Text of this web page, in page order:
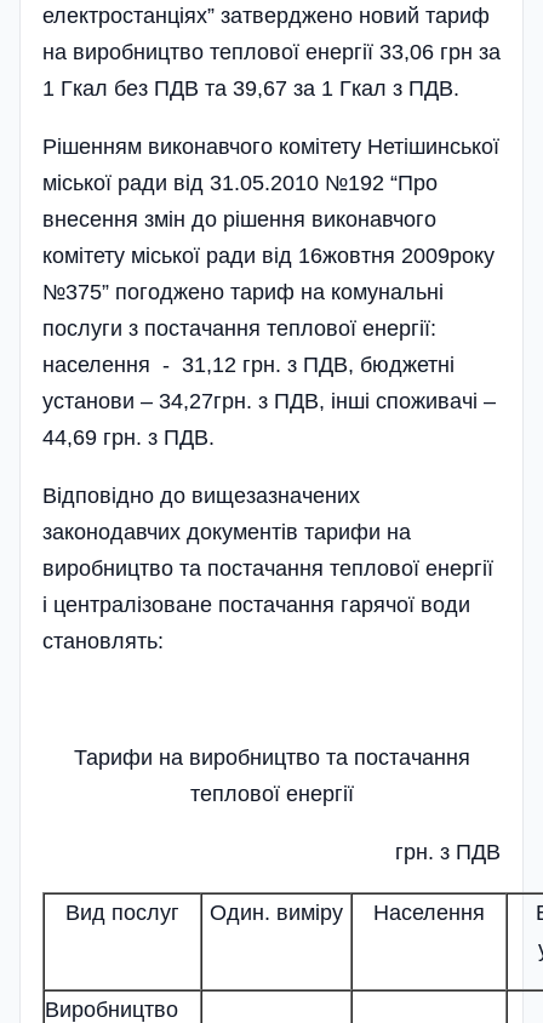
електростанціях” затверджено новий тариф
на виробництво теплової енергії 33,06 грн за
1 Гкал без ПДВ та 39,67 за 1 Гкал з ПДВ.
Рішенням виконавчого комітету Нетішинської
міської ради від 31.05.2010 №192 “Про
внесення змін до рішення виконавчого
комітету міської ради від 16жовтня 2009року
№375” погоджено тариф на комунальні
послуги з постачання теплової енергії:
населення - 31,12 грн. з ПДВ, бюджетні
установи – 34,27грн. з ПДВ, інші споживачі –
44,69 грн. з ПДВ.
Відповідно до вищезазначених
законодавчих документів тарифи на
виробництво та постачання теплової енергії
і централізоване постачання гарячої води
становлять:
Тарифи на виробництво та постачання
теплової енергії
грн. з ПДВ
Вид послуг Один. виміру Населення
Виробництво